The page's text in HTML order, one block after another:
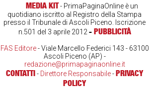
MEDIA KIT- PrimaPaginaOnline è un
quotidiano iscritto al Registro della Stampa
presso il Tribunale di Ascoli Piceno. Iscrizione
n.501 del 3 aprile 2012- PUBBLICITÀ
FAS Editore- Viale Marcello Federici 143 - 63100
Ascoli Piceno (AP) -
redazione@primapaginaonline.it
CONTATTI- Direttore Responsabile-PRIVACY
POLICY